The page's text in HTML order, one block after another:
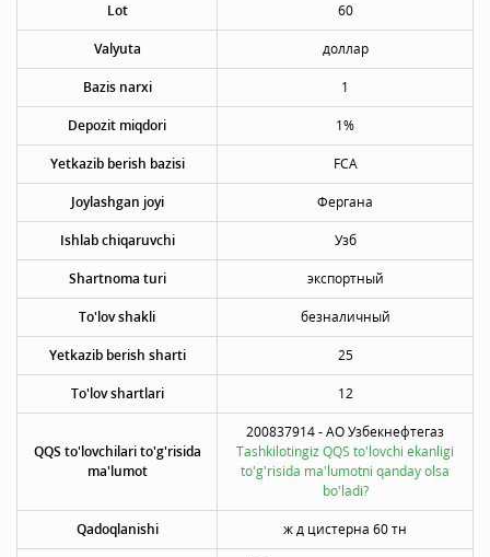
Lot 60
Valyuta доллар
Bazis narxi 1
Depozit miqdori 1%
Yetkazib berish bazisi FCA
Joylashgan joyi Фергана
Ishlab chiqaruvchi Узб
Shartnoma turi экспортный
To'lov shakli безналичный
Yetkazib berish sharti 25
To'lov shartlari 12
QQS to'lovchilari to'g'risida
ma'lumot
200837914 - АO Узбекнефтегаз
Tashkilotingiz QQS to'lovchi ekanligi
to'g'risida ma'lumotni qanday olsa
bo'ladi?
Qadoqlanishi ж д цистерна 60 тн